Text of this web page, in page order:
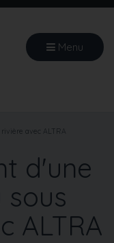
Menu
avec ALTRA
d'une
ALTRA